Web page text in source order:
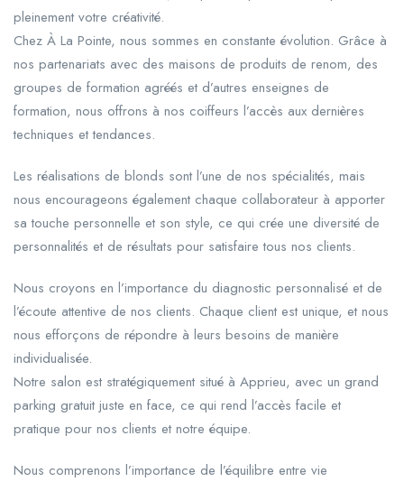
pleinement votre créativité.
Chez À La Pointe, nous sommes en constante évolution. Grâce à
nos partenariats avec des maisons de produits de renom, des
groupes de formation agréés et d’autres enseignes de
formation, nous offrons à nos coiffeurs l’accès aux dernières
techniques et tendances.
Les réalisations de blonds sont l’une de nos spécialités, mais
nous encourageons également chaque collaborateur à apporter
sa touche personnelle et son style, ce qui crée une diversité de
personnalités et de résultats pour satisfaire tous nos clients.
Nous croyons en l’importance du diagnostic personnalisé et de
l’écoute attentive de nos clients. Chaque client est unique, et nous
nous efforçons de répondre à leurs besoins de manière
individualisée.
Notre salon est stratégiquement situé à Apprieu, avec un grand
parking gratuit juste en face, ce qui rend l’accès facile et
pratique pour nos clients et notre équipe.
Nous comprenons l’importance de l’équilibre entre vie